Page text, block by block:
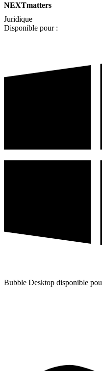
NEXTmatters
Juridique
Disponible pour :
Bubble Desktop disponible